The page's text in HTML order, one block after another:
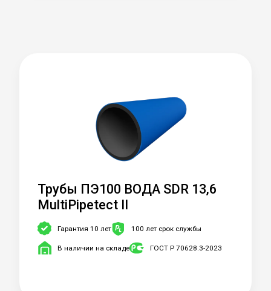
Трубы ПЭ100 ВОДА SDR 13,6
MultiPipetect II
Гарантия 10 лет 100 лет срок службы
В наличии на складе ГОСТ Р 70628.3-2023